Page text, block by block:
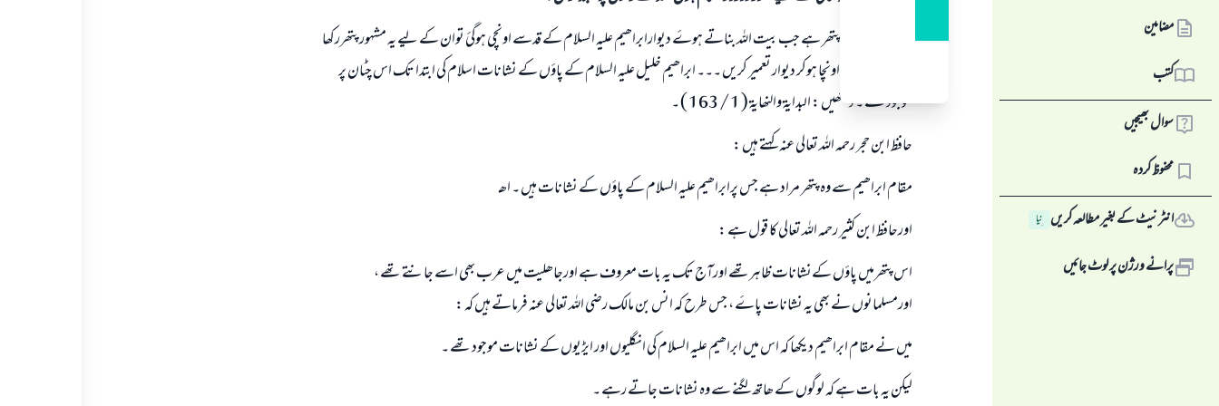
مضامین
کتب
سوال بھیجیں
محفوظ کردہ
انٹرنیٹ کے بغیر مطالعہ کریں نِیا
پرانے ورژن پر لوٹ جائیں
مقام ابراھیم وہ پتھر ہے جب بیت اللہ بناتے ہوۓ دیوارابراھیم علیہ السلام کے قدسے اونچی ہوگئ توان کے لیے یہ مشہور پتھررکھا
گيا تاکہ وہ اس پراونچا ہوکر دیوار تعمیر کریں ۔۔۔ ابراھیم خلیل علیہ السلام کے پا‎ؤں کے نشانات اسلام کی ابتدا تک اس چٹان پر
موجود تھے ۔ دیکھیں : البدایۃ والنھايۃ ( 1 / 163 ) ۔
حافظ ابن حجر رحمہ اللہ تعالی عنہ کہتے ہیں :
مقام ابراھیم سے وہ پتھر مراد ہے جس پرابراھیم علیہ السلام کے پاؤں کے نشانات ہیں ۔ اھـ
اورحافظ ابن کثير رحمہ اللہ تعالی کا قول ہے :
اس پتھرمیں پاؤں کےنشانات ظاہرتھے اورآج تک یہ بات معروف ہے اورجاھلیت میں عرب بھی اسے جانتے تھے ،
اورمسلمانوں نے بھی یہ نشانات پا‎ۓ ، جس طرح کہ انس بن مالک رضی اللہ تعالی عنہ فرماتے ہیں کہ :
میں نے مقام ابراھیم دیکھا کہ اس میں ابراھیم علیہ السلام کی انگلیوں اور ايڑیوں کے نشانات موجود تھے ۔
لیکن یہ بات ہے کہ لوگوں کے ھاتھ لگنے سے وہ نشانات جاتے رہے ۔
جواب نمبر 110845 نے نکاح ٹوٹنے سے بچایا۔